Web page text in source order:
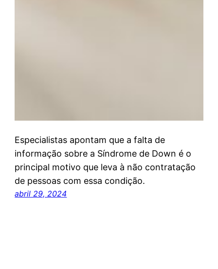
Especialistas apontam que a falta de
informação sobre a Síndrome de Down é o
principal motivo que leva à não contratação
de pessoas com essa condição.
abril 29, 2024